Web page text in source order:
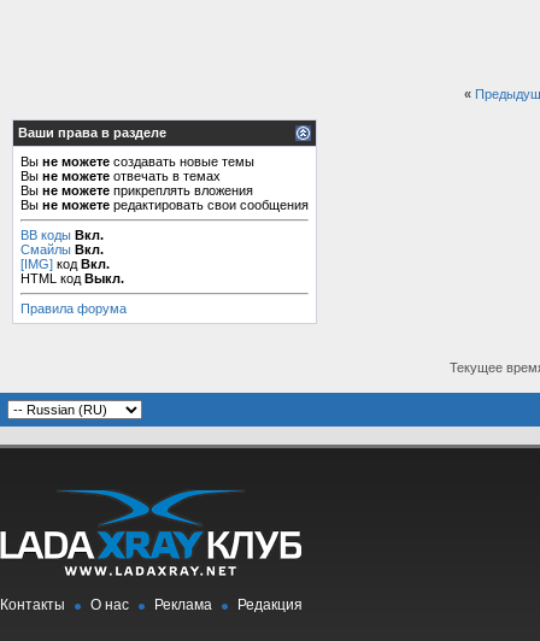
«
Ваши права в разделе
Вы не можете создавать новые темы
Вы не можете отвечать в темах
Вы не можете прикреплять вложения
Вы не можете редактировать свои сообщения
BB коды Вкл.
Смайлы Вкл.
[IMG] код Вкл.
HTML код Выкл.
Правила форума
Текущее
Контакты О нас Реклама Редакция